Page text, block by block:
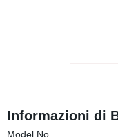
Informazioni di
Model No.